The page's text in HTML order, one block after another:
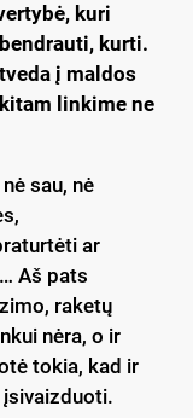
kuri
kurti.
į maldos
linkime ne
sau, nė
ar
Aš pats
raketų
nėra, o ir
tokia, kad ir
įsivaizduoti.